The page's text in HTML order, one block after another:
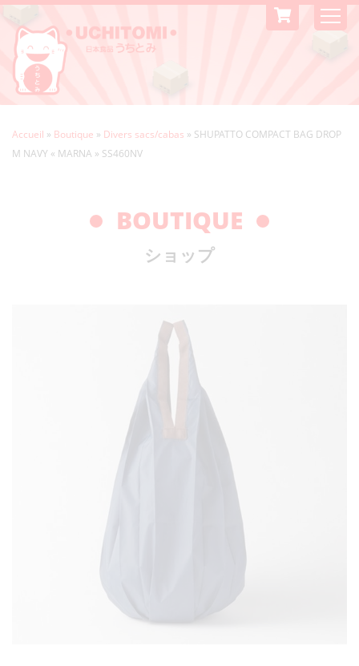
Accueil » Boutique » Divers sacs/cabas » SHUPATTO COMPACT BAG DROP
M NAVY « MARNA » SS460NV
BOUTIQUE
ショップ